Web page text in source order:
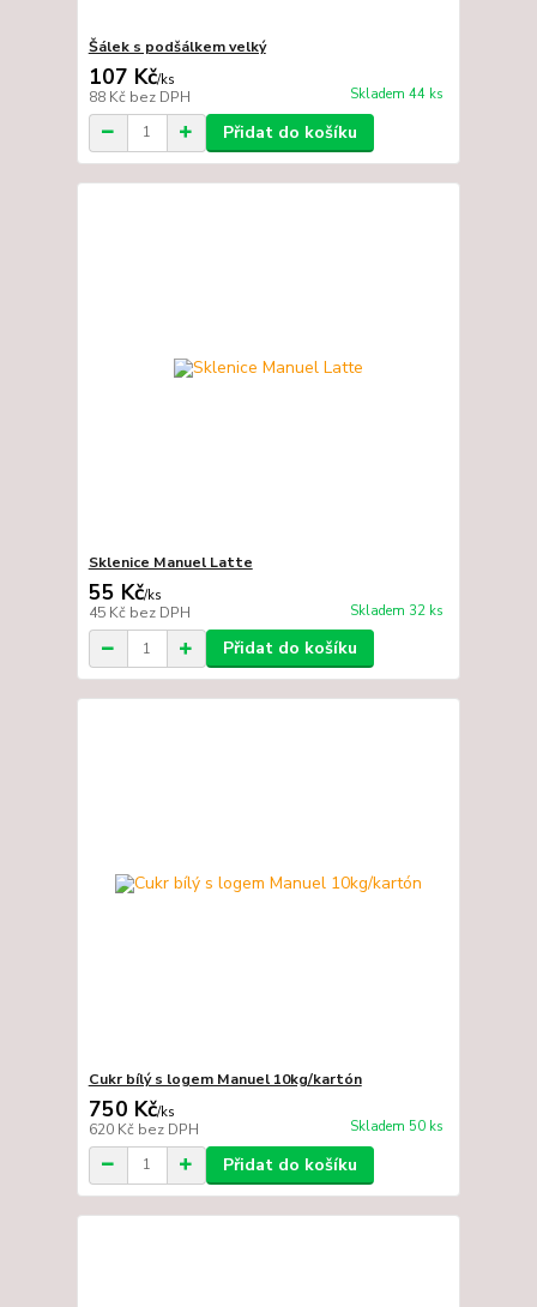
Šálek s podšálkem velký
107 Kč/ks
88 Kč bez DPH Skladem 44 ks
Přidat do košíku
Sklenice Manuel Latte
55 Kč/ks
45 Kč bez DPH Skladem 32 ks
Přidat do košíku
Cukr bílý s logem Manuel 10kg/kartón
750 Kč/ks
620 Kč bez DPH Skladem 50 ks
Přidat do košíku